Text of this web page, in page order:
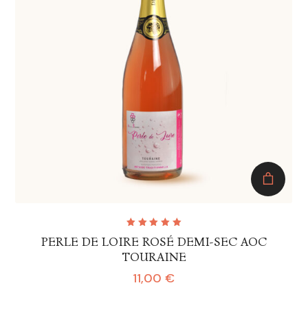
PERLE DE LOIRE ROSÉ DEMI-SEC AOC
TOURAINE
5.00sur
5
11,00€